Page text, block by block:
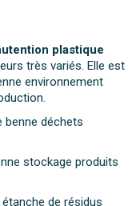
plastique
très variés. Elle est
environnement
benne déchets
stockage produits
de résidus